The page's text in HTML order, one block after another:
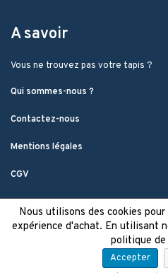
A savoir
Vous ne trouvez pas votre tapis ?
Qui sommes-nous ?
Contactez-nous
Mentions légales
CGV
Nous utilisons des cookies
expérience d'achat. En utilisant
politique de
Accepter